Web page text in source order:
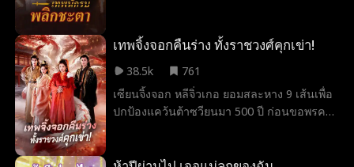
แสดงอารมณ์ใด ๆ และเริ่มวางแผนอย่างเงียบ ๆ
ทายาทของกลุ่มหลี่จะเปลี่ยนเป็นลูกสะใภ้ เฟิง
รั่วเซี่ย คำประกาศนั้น กลายเป็นหมัดหนักที่
ทำให้ลูกชายและเมียน้อยถึงกับหน้าชา
เป็นประจำ จึงทำได้เพียงกล้ำกลืนฝืนทนภายใต้
ไม่อนุญาตให้บุรุษฝึกฝนวิทยายุทธ์ แต่อินสวี้กลับ
มีใจที่อยากออกทัพไปสังหารศัตรู และปกป้อง
แคว้น จึงมักจะแอบฝึกฝนวิทยายุทธ์ลับหลังแม่
เทพจิ้งจอกคืนร่าง ทั้งราชวงศ์คุกเข่า!
38.5k
761
เซียนจิ้งจอก หลีจิ่วเกอ ยอมสละหาง 9 เส้นเพื่อ
ปกป้องแคว้นต้าซวียนมา 500 ปี ก่อนขอพรครั้ง
แม้ราชวงศ์จะนิ่งเฉยจนนางปวดใจ แต่นางยัง